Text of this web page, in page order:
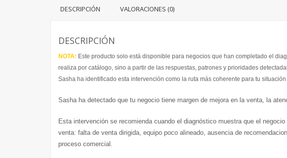
DESCRIPCIÓN VALORACIONES (0)
DESCRIPCIÓN
NOTA: Este producto solo está disponible para negocios que han completado el
realiza por catálogo, sino a partir de las respuestas, patrones y prioridades
Sasha ha identificado esta intervención como la ruta más coherente para tu
Sasha ha detectado que tu negocio tiene margen de mejora en la venta, la
Esta intervención se recomienda cuando el diagnóstico muestra que el
venta: falta de venta dirigida, equipo poco alineado, ausencia de
proceso comercial.